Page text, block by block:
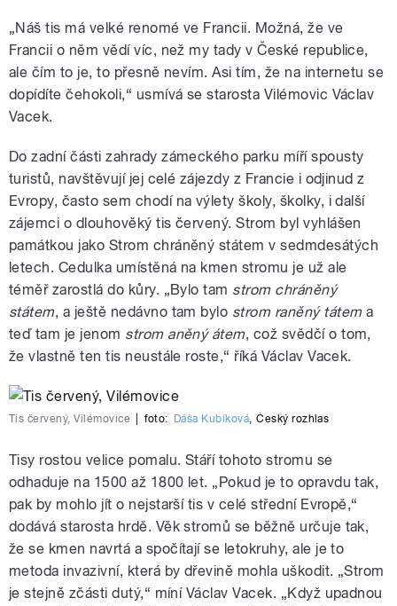
„Náš tis má velké renomé ve Francii. Možná, že ve
Francii o něm vědí víc, než my tady v České republice,
ale čím to je, to přesně nevím. Asi tím, že na internetu se
dopídíte čehokoli,“ usmívá se starosta Vilémovic Václav
Vacek.
Do zadní části zahrady zámeckého parku míří spousty
turistů, navštěvují jej celé zájezdy z Francie i odjinud z
Evropy, často sem chodí na výlety školy, školky, i další
zájemci o dlouhověký tis červený. Strom byl vyhlášen
památkou jako Strom chráněný státem v sedmdesátých
letech. Cedulka umístěná na kmen stromu je už ale
téměř zarostlá do kůry. „Bylo tam strom chráněný
státem, a ještě nedávno tam bylo strom raněný tátema
teď tam je jenom strom aněný átem, což svědčí o tom,
že vlastně ten tis neustále roste,“ říká Václav Vacek.
Tis červený, Vilémovice foto: Dáša Kubíková,Český rozhlas
Tisy rostou velice pomalu. Stáří tohoto stromu se
odhaduje na 1500 až 1800 let. „Pokud je to opravdu tak,
pak by mohlo jít o nejstarší tis v celé střední Evropě,“
dodává starosta hrdě. Věk stromů se běžně určuje tak,
že se kmen navrtá a spočítají se letokruhy, ale je to
metoda invazivní, která by dřevině mohla uškodit. „Strom
je stejně zčásti dutý,“ míní Václav Vacek. „Když upadnou